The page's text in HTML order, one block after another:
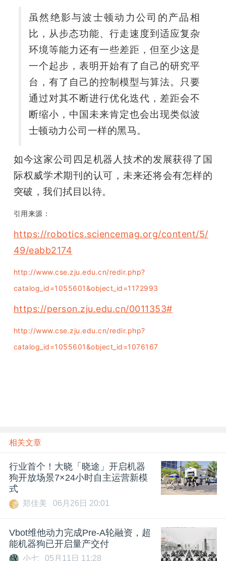
虽然绝影与波士顿动力公司的产品相
比，从步态功能、行走速度到适应复杂
环境等能力还有一些差距，但至少这是
一个起步，表明开始有了自己的研究平
台，有了自己的控制模型与算法。只要
通过对其不断进行优化迭代，差距会不
断缩小，中国未来肯定也会出现类似波
士顿动力公司一样的黑马。
如今这家公司四足机器人技术的发展获得了国
际权威学术期刊的认可，未来还将会有怎样的
突破，我们拭目以待。
引用来源：
https://robotics.sciencemag.org/content/5/
49/eabb2174
http://www.cse.zju.edu.cn/redir.php?
catalog_id=1055601&object_id=1172993
https://person.zju.edu.cn/0011353#
http://www.cse.zju.edu.cn/redir.php?
catalog_id=1055601&object_id=1076167
相关文章
行业首个！大晓「晓途」开启机器
狗开放场景7×24小时自主运营新模
式
郑佳美 06月26日 20:01
Vbot维他动力完成Pre-A轮融资，超
能机器狗已开启量产交付
小七 05月11日 11:28